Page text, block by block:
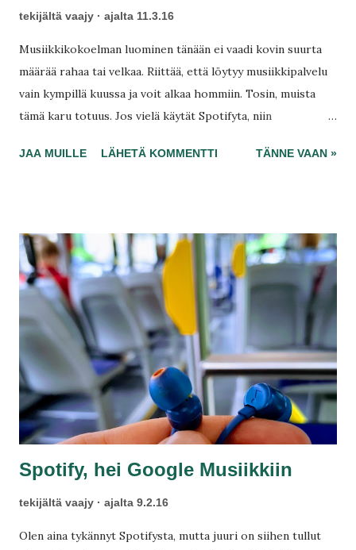
tekijältä vaajy ajalta 11.3.16
Musiikkikokoelman luominen tänään ei vaadi kovin suurta
määrää rahaa tai velkaa. Riittää, että löytyy musiikkipalvelu
vain kympillä kuussa ja voit alkaa hommiin. Tosin, muista
tämä karu totuus. Jos vielä käytät Spotifyta, niin
ainakin toistaiseksi. Muutosta parempaan on luvattu, mutta
JAA MUILLE LÄHETÄ KOMMENTTI TÄNNE VAAN »
Spotify, hei Google Musiikkiin
tekijältä vaajy ajalta 9.2.16
Olen aina tykännyt Spotifysta, mutta juuri on siihen tullut